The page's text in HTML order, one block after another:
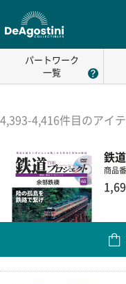
パートワーク
一覧
4,393-4,416件目のアイテ
鉄
商品